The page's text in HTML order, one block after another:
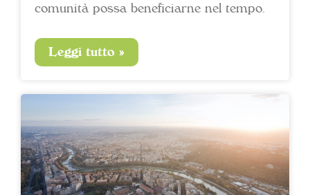
comunità possa beneficiarne nel tempo.
Leggi tutto »